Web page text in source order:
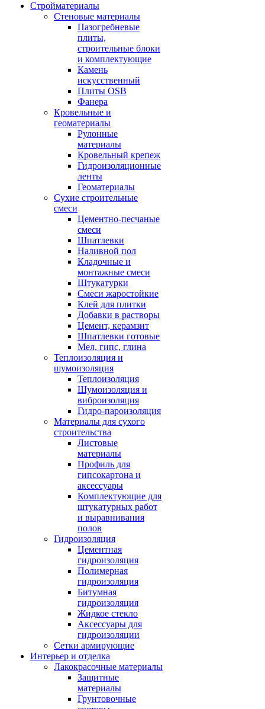
Стройматериалы
Стеновые материалы
Пазогребневые
плиты,
строительные блоки
и комплектующие
Камень
искусственный
Плиты OSB
Фанера
Кровельные и
геоматериалы
Рулонные
материалы
Кровельный крепеж
Гидроизоляционные
ленты
Геоматериалы
Сухие строительные
смеси
Цементно-песчаные
смеси
Шпатлевки
Наливной пол
Кладочные и
монтажные смеси
Штукатурки
Смеси жаростойкие
Клей для плитки
Добавки в растворы
Цемент, керамзит
Шпатлевки готовые
Мел, гипс, глина
Теплоизоляция и
шумоизоляция
Теплоизоляция
Шумоизоляция и
виброизоляция
Гидро-пароизоляция
Материалы для сухого
строительства
Листовые
материалы
Профиль для
гипсокартона и
аксессуары
Комплектующие для
штукатурных работ
и выравнивания
полов
Гидроизоляция
Цементная
гидроизоляция
Полимерная
гидроизоляция
Битумная
гидроизоляция
Жидкое стекло
Аксессуары для
гидроизоляции
Сетки армирующие
Интерьер и отделка
Лакокрасочные материалы
Защитные
материалы
Грунтовочные